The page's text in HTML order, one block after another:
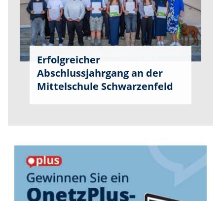
Erfolgreicher
Abschlussjahrgang an der
Mittelschule Schwarzenfeld